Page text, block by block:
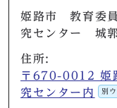
姫路市 教育委
究センター 城
住所:
〒670-0012 姫
究センター内
別